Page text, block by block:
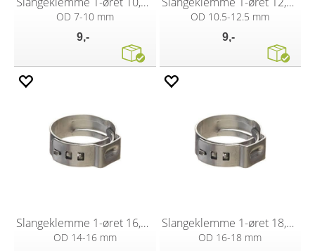
OD 7-10 mm
9,-
OD 10.5-12.5 mm
9,-
Slangeklemme 1-øret 16,5 mm
OD 14-16 mm
Slangeklemme 1-øret 18,5 mm
OD 16-18 mm